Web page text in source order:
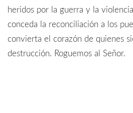
heridos por la guerra y la
conceda la reconciliación a los
convierta el corazón de quienes
destrucción. Roguemos al Señor.